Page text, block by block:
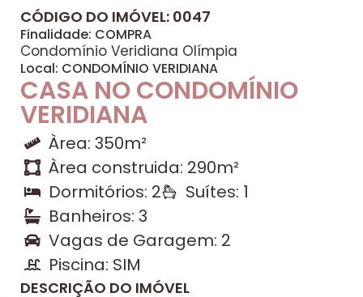
CÓDIGO DO IMÓVEL: 0047
Finalidade: COMPRA
Condomínio Veridiana Olímpia
Local: CONDOMÍNIO VERIDIANA
CASA NO CONDOMÍNIO
VERIDIANA
Àrea: 350m²
Àrea construida: 290m²
Dormitórios: 2
Suítes: 1
Banheiros: 3
Vagas de Garagem: 2
Piscina: SIM
DESCRIÇÃO DO IMÓVEL